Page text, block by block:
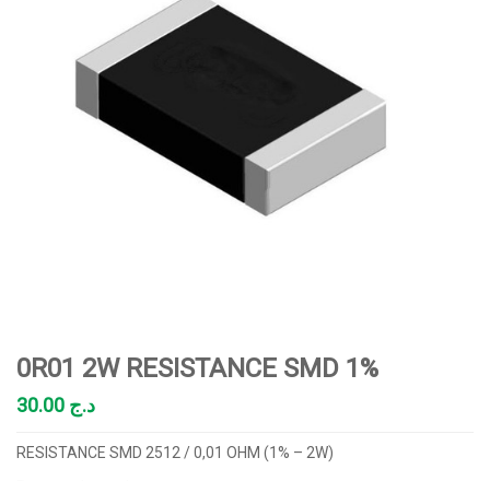
0R01 2W RESISTANCE SMD 1%
د.ج
RESISTANCE SMD 2512 / 0,01 OHM (1% – 2W)